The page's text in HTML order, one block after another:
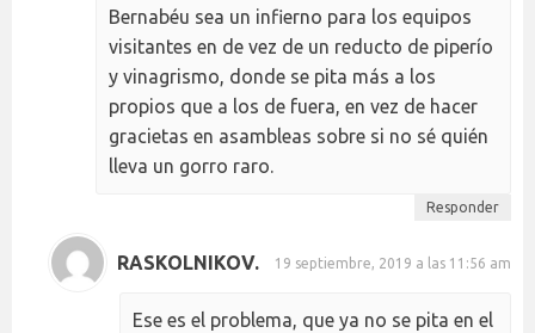
Bernabéu sea un infierno para los equipos
visitantes en de vez de un reducto de piperío
y vinagrismo, donde se pita más a los
propios que a los de fuera, en vez de hacer
gracietas en asambleas sobre si no sé quién
lleva un gorro raro.
Responder
RASKOLNIKOV. 19 septiembre, 2019 a las 11:56 am
Ese es el problema, que ya no se pita en el